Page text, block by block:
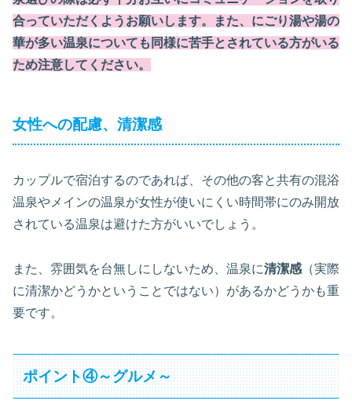
合っていただくようお願いします。
また、にごり湯や湯の
華が多い温泉についても同様に苦手とされている方がいる
ため注意してください。
女性への配慮、清潔感
カップルで宿泊するのであれば、その他の客と共有の混浴
温泉やメインの温泉が女性が使いにくい時間帯にのみ開放
されている温泉は避けた方がいいでしょう。
また、雰囲気を台無しにしないため、温泉に清潔感 （実際
に清潔かどうかということではない）があるかどうかも重
要です。
ポイント④～グルメ～